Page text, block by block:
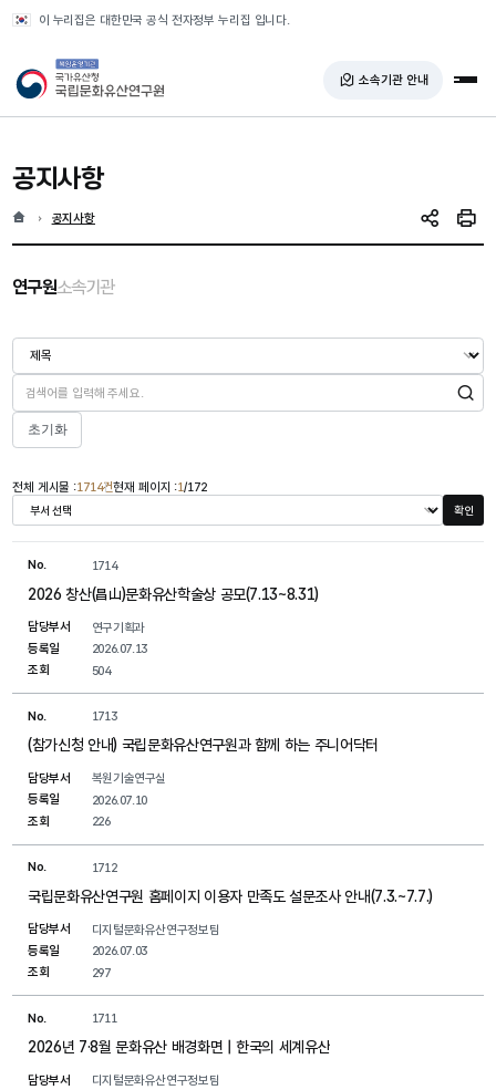
이 누리집은 대한민국 공식 전자정부 누리집 입니다.
국가유산청 국립문화유산연구원 소속기관 안내 전
공지사항
홈 현재 위치
공지사항 SNS 공유인쇄
연구원
선택됨 소속기관
검색
초기화
전체 게시물 :1714건현재 페이지 :1/172
확인
No. 1714
2026 창산(昌山)문화유산학술상 공모(7.13~8.31)
담당부서
연구기획과
등록일
2026.07.13
조회
504
No. 1713
(참가신청 안내) 국립문화유산연구원과 함께 하는 주니어닥터
담당부서
복원기술연구실
등록일
2026.07.10
조회
226
No. 1712
국립문화유산연구원 홈페이지 이용자 만족도 설문조사 안내(7.3.~7.7.)
담당부서
디지털문화유산연구정보팀
등록일
2026.07.03
조회
297
No. 1711
2026년 7·8월 문화유산 배경화면 | 한국의 세계유산
담당부서
디지털문화유산연구정보팀